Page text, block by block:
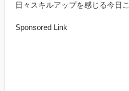
日々スキルアップを感じる今日
Sponsored Link